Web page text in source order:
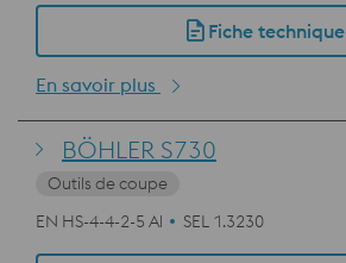
Fiche technique
En savoir plus
BÖHLER S730
Outils de coupe
EN HS-4-4-2-5 Al
SEL 1.3230